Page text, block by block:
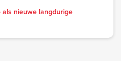
nieuwe langdurige